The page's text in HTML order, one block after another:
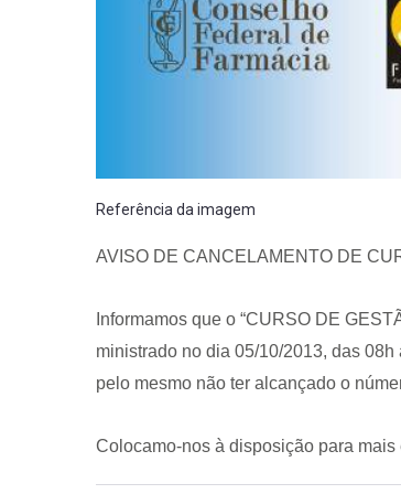
Referência da imagem
AVISO DE CANCELAMENTO DE
Informamos que o “CURSO DE
ministrado no dia 05/10/2013, das
pelo mesmo não ter alcançado o
Colocamo-nos à disposição para mais
CRF-AL reforça
da Anvisa sobre
29 de janeiro de 2026